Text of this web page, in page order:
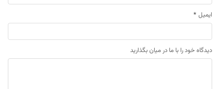
ایمیل *
دیدگاه خود را با ما در میان بگذارید